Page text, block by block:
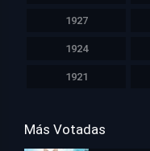
1927
1924
1921
Más Votadas